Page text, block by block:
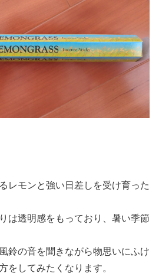
レモンと強い日差しを受け育った
は透明感をもっており、暑い季節
鈴の音を聞きながら物思いにふけ
をしてみたくなります。